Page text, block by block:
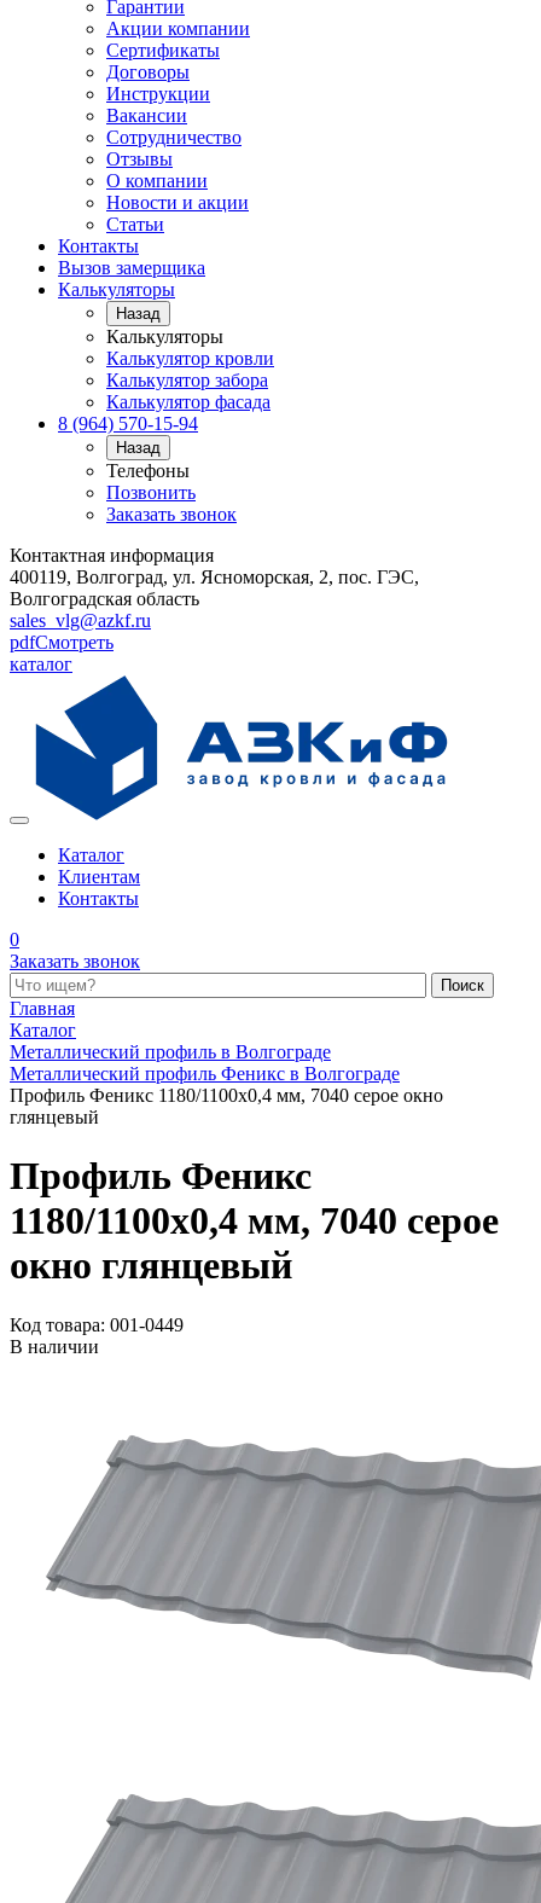
Гарантии
Акции компании
Сертификаты
Договоры
Инструкции
Вакансии
Сотрудничество
Отзывы
О компании
Новости и акции
Статьи
Контакты
Вызов замерщика
Калькуляторы
Назад
Калькуляторы
Калькулятор кровли
Калькулятор забора
Калькулятор фасада
8 (964) 570-15-94
Назад
Телефоны
Позвонить
Заказать звонок
Контактная информация
400119, Волгоград, ул. Ясноморская, 2, пос. ГЭС,
Волгоградская область
sales_vlg@azkf.ru
pdfСмотреть
каталог
Каталог
Клиентам
Контакты
0
Заказать звонок
Поиск по каталогу
Главная
Каталог
Металлический профиль в Волгограде
Металлический профиль Феникс в Волгограде
Профиль Феникс 1180/1100x0,4 мм, 7040 серое окно
глянцевый
Профиль Феникс
1180/1100x0,4 мм, 7040 серое
окно глянцевый
Код товара: 001-0449
В наличии